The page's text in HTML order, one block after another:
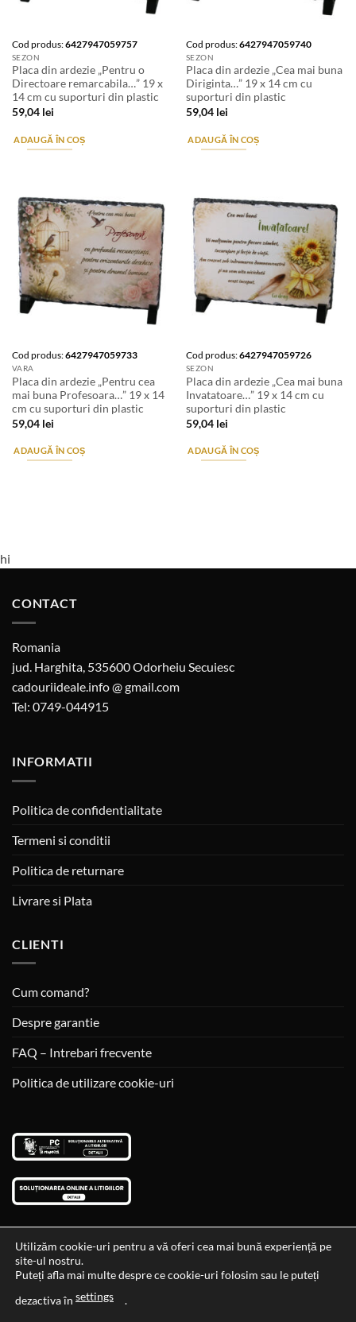
Cod produs:6427947059757
SEZON
Placa din ardezie „Pentru o
Directoare remarcabila…” 19 x
14 cm cu suporturi din plastic
59,04 lei
ADAUGĂ ÎN COȘ
Cod produs:6427947059740
SEZON
Placa din ardezie „Cea mai buna
Diriginta…” 19 x 14 cm cu
suporturi din plastic
59,04 lei
ADAUGĂ ÎN COȘ
Cod produs:6427947059733
VARA
Placa din ardezie „Pentru cea
mai buna Profesoara…” 19 x 14
cm cu suporturi din plastic
59,04 lei
ADAUGĂ ÎN COȘ
Cod produs:6427947059726
SEZON
Placa din ardezie „Cea mai buna
Invatatoare…” 19 x 14 cm cu
suporturi din plastic
59,04 lei
ADAUGĂ ÎN COȘ
hi
CONTACT
Romania
jud. Harghita, 535600 Odorheiu Secuiesc
cadouriideale.info @ gmail.com
Tel: 0749-044915
INFORMATII
Politica de confidentialitate
Termeni si conditii
Politica de returnare
Livrare si Plata
CLIENTI
Cum comand?
Despre garantie
FAQ – Intrebari frecvente
Politica de utilizare cookie-uri
Data si ora ultimei actualizari al stocului si ale preturilor: 29-12-
Utilizăm cookie-uri pentru a vă oferi cea mai bună experiență pe
site-ul nostru.
Puteți afla mai multe despre ce cookie-uri folosim sau le puteți
dezactiva în settings .